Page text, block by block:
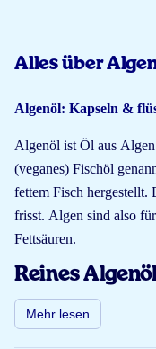
Alles über
Algenöl: Kapseln &
Algenöl ist Öl aus
(veganes) Fischöl
fettem Fisch
frisst. Algen sind also
Fettsäuren.
Reines
Arctic Blue Algenöl ist
nicht verdünnt oder mit
Fischöl gemischt wird.
Mehr lesen